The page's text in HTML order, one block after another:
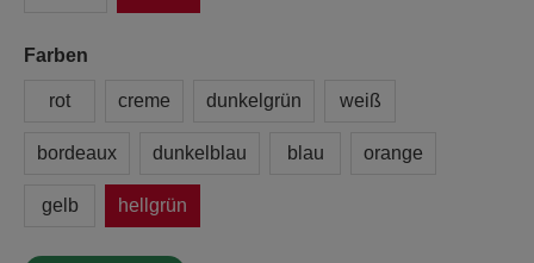
Farben
rot creme dunkelgrün weiß
bordeaux dunkelblau blau orange
gelb hellgrün